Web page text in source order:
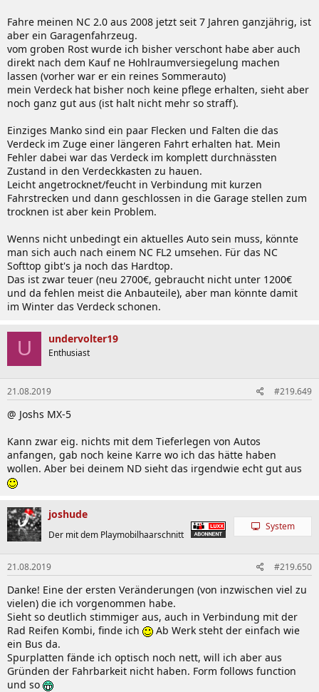
Fahre meinen NC 2.0 aus 2008 jetzt seit 7 Jahren ganzjährig, ist
aber ein Garagenfahrzeug.
vom groben Rost wurde ich bisher verschont habe aber auch
direkt nach dem Kauf ne Hohlraumversiegelung machen
lassen (vorher war er ein reines Sommerauto)
mein Verdeck hat bisher noch keine pflege erhalten, sieht aber
noch ganz gut aus (ist halt nicht mehr so straff).
Einziges Manko sind ein paar Flecken und Falten die das
Verdeck im Zuge einer längeren Fahrt erhalten hat. Mein
Fehler dabei war das Verdeck im komplett durchnässten
Zustand in den Verdeckkasten zu hauen.
Leicht angetrocknet/feucht in Verbindung mit kurzen
Fahrstrecken und dann geschlossen in die Garage stellen zum
trocknen ist aber kein Problem.
Wenns nicht unbedingt ein aktuelles Auto sein muss, könnte
man sich auch nach einem NC FL2 umsehen. Für das NC
Softtop gibt's ja noch das Hardtop.
Das ist zwar teuer (neu 2700€, gebraucht nicht unter 1200€
und da fehlen meist die Anbauteile), aber man könnte damit
im Winter das Verdeck schonen.
U undervolter19
Enthusiast
21.08.2019 #219.649
@ Joshs MX-5
Kann zwar eig. nichts mit dem Tieferlegen von Autos
anfangen, gab noch keine Karre wo ich das hätte haben
wollen. Aber bei deinem ND sieht das irgendwie echt gut aus
joshude
Der mit dem Playmobilhaarschnitt
System
21.08.2019 #219.650
Danke! Eine der ersten Veränderungen (von inzwischen viel zu
vielen) die ich vorgenommen habe.
Sieht so deutlich stimmiger aus, auch in Verbindung mit der
Rad Reifen Kombi, finde ich
Ab Werk steht der einfach wie
ein Bus da.
Spurplatten fände ich optisch noch nett, will ich aber aus
Gründen der Fahrbarkeit nicht haben. Form follows function
und so